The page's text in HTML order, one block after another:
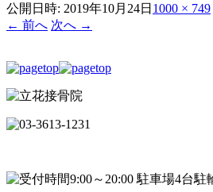
公開日時: 2019年10月24日 1000 × 749
← 前へ 次へ →